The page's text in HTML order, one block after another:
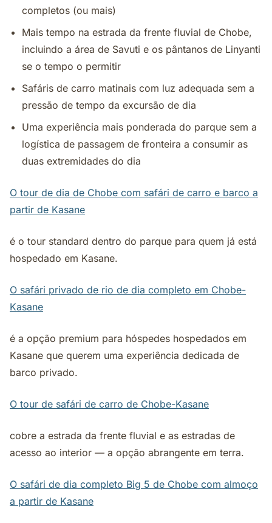
completos (ou mais)
Mais tempo na estrada da frente fluvial de Chobe,
incluindo a área de Savuti e os pântanos de Linyanti
se o tempo o permitir
Safáris de carro matinais com luz adequada sem a
pressão de tempo da excursão de dia
Uma experiência mais ponderada do parque sem a
logística de passagem de fronteira a consumir as
duas extremidades do dia
O tour de dia de Chobe com safári de carro e barco a
partir de Kasane
é o tour standard dentro do parque para quem já está
hospedado em Kasane.
O safári privado de rio de dia completo em Chobe-
Kasane
é a opção premium para hóspedes hospedados em
Kasane que querem uma experiência dedicada de
barco privado.
O tour de safári de carro de Chobe-Kasane
cobre a estrada da frente fluvial e as estradas de
acesso ao interior — a opção abrangente em terra.
O safári de dia completo Big 5 de Chobe com almoço
a partir de Kasane